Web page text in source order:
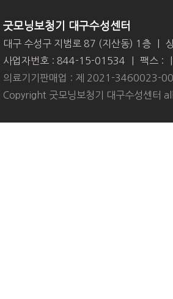
굿모닝보청기 대구수성센터
대구 수성구 지범로 87 (지산동) 1층
사업자번호 : 844-15-01534
팩스 :
의료기기판매업 : 제 2021-3460023-
Copyright 굿모닝보청기 대구수성센터